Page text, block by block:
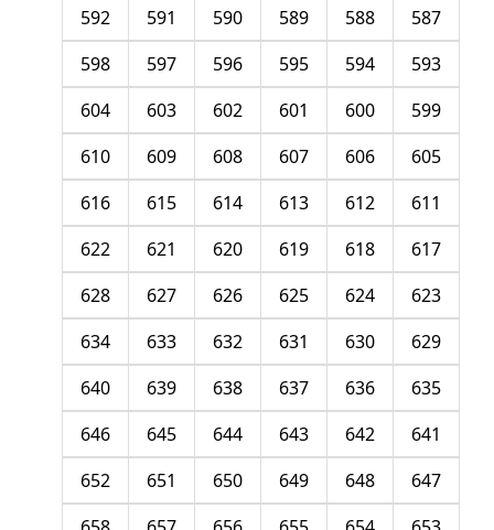
587
588
589
590
591
592
593
594
595
596
597
598
599
600
601
602
603
604
605
606
607
608
609
610
611
612
613
614
615
616
617
618
619
620
621
622
623
624
625
626
627
628
629
630
631
632
633
634
635
636
637
638
639
640
641
642
643
644
645
646
647
648
649
650
651
652